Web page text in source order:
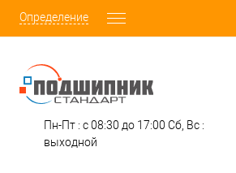
Определение
Пн-Пт : с 08:30 до 17:00 Сб, Вс :
выходной